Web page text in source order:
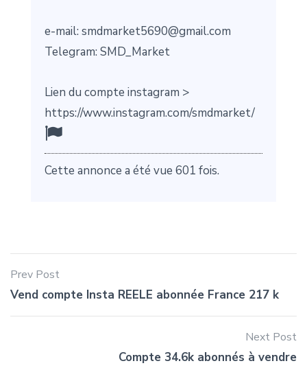
e-mail: smdmarket5690@gmail.com
Telegram: SMD_Market
Lien du compte instagram >
https://www.instagram.com/smdmarket/
Cette annonce a été vue 601 fois.
Prev Post
Vend compte Insta REELE abonnée France 217 k
Next Post
Compte 34.6k abonnés à vendre